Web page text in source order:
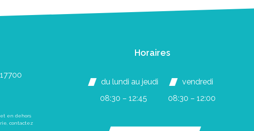
en dehors
contactez
Horaires
du lundi au jeudi
08:30 – 12:45
vendredi
08:30 – 12:00